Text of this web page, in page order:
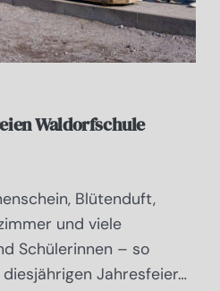
Waldorfschule
Blütenduft,
und viele
Schülerinnen – so
Jahresfeier…